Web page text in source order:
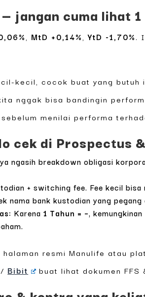
jangan cuma lihat 1
, MtD +0,14%,YtD -1,70%.
kecil, cocok buat yang
nggak bisa bandingin
menilai performa
cek di Prospectus
ngasih breakdown obligasi
+ switching fee. Fee kecil
nama bank kustodian yang
Karena1 Tahun = –,
resmi Manulife atau
/ Bibit buat lihat dokumen FFS